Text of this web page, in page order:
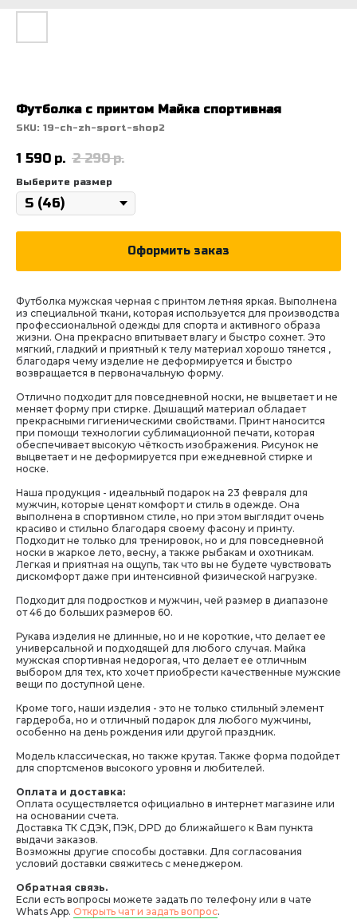
Футболка с принтом Майка спортивная
SKU: 19-ch-zh-sport-shop2
1 590 р. 2 290 р.
Выберите размер
Оформить заказ
Футболка мужская черная с принтом летняя яркая. Выполнена
из специальной ткани, которая используется для производства
профессиональной одежды для спорта и активного образа
жизни. Она прекрасно впитывает влагу и быстро сохнет. Это
мягкий, гладкий и приятный к телу материал хорошо тянется ,
благодаря чему изделие не деформируется и быстро
возвращается в первоначальную форму.
Отлично подходит для повседневной носки, не выцветает и не
меняет форму при стирке. Дышащий материал обладает
прекрасными гигиеническими свойствами. Принт наносится
при помощи технологии сублимационной печати, которая
обеспечивает высокую чёткость изображения. Рисунок не
выцветает и не деформируется при ежедневной стирке и
носке.
Наша продукция - идеальный подарок на 23 февраля для
мужчин, которые ценят комфорт и стиль в одежде. Она
выполнена в спортивном стиле, но при этом выглядит очень
красиво и стильно благодаря своему фасону и принту.
Подходит не только для тренировок, но и для повседневной
носки в жаркое лето, весну, а также рыбакам и охотникам.
Легкая и приятная на ощупь, так что вы не будете чувствовать
дискомфорт даже при интенсивной физической нагрузке.
Подходит для подростков и мужчин, чей размер в диапазоне
от 46 до больших размеров 60.
Рукава изделия не длинные, но и не короткие, что делает ее
универсальной и подходящей для любого случая. Майка
мужская спортивная недорогая, что делает ее отличным
выбором для тех, кто хочет приобрести качественные мужские
вещи по доступной цене.
Кроме того, наши изделия - это не только стильный элемент
гардероба, но и отличный подарок для любого мужчины,
особенно на день рождения или другой праздник.
Модель классическая, но также крутая. Также форма подойдет
для спортсменов высокого уровня и любителей.
Оплата и доставка:
Оплата осуществляется официально в интернет магазине или
на основании счета.
Доставка ТК СДЭК, ПЭК, DPD до ближайшего к Вам пункта
выдачи заказов.
Возможны другие способы доставки. Для согласования
условий доставки свяжитесь с менеджером.
Обратная связь.
Если есть вопросы можете задать по телефону или в чате
Whats App. Открыть чат и задать вопрос.